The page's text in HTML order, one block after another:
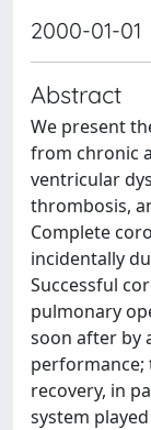
2000-01-01
Abstract
We present
from chronic
ventricular
thrombosis,
Complete
incidentally
Successful
pulmonary
soon after by
recovery, in
system